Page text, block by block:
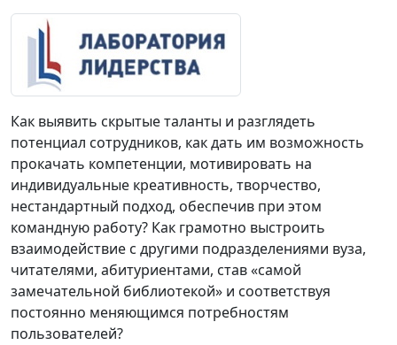
Как выявить скрытые таланты и разглядеть
потенциал сотрудников, как дать им возможность
прокачать компетенции, мотивировать на
индивидуальные креативность, творчество,
нестандартный подход, обеспечив при этом
командную работу? Как грамотно выстроить
взаимодействие с другими подразделениями вуза,
читателями, абитуриентами, став «самой
замечательной библиотекой» и соответствуя
постоянно меняющимся потребностям
пользователей?